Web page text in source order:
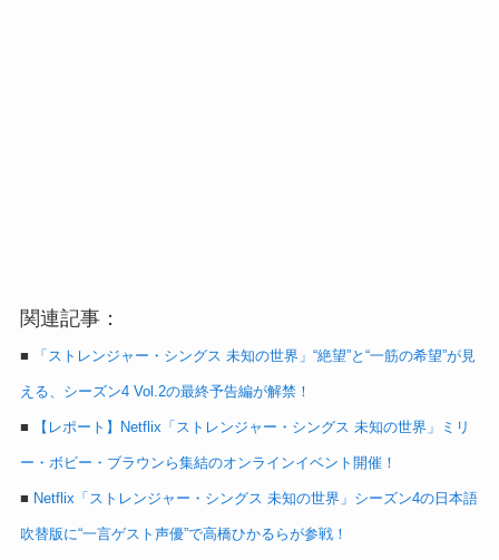
関連記事：
■ 「ストレンジャー・シングス 未知の世界」“絶望”と“一筋の希望”が見
える、シーズン4 Vol.2の最終予告編が解禁！
■ 【レポート】Netflix「ストレンジャー・シングス 未知の世界」ミリ
ー・ボビー・ブラウンら集結のオンラインイベント開催！
■ Netflix「ストレンジャー・シングス 未知の世界」シーズン4の日本語
吹替版に“一言ゲスト声優”で高橋ひかるらが参戦！